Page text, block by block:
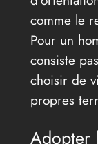
comme le
Pour un
consiste
choisir de
propres
Adopter